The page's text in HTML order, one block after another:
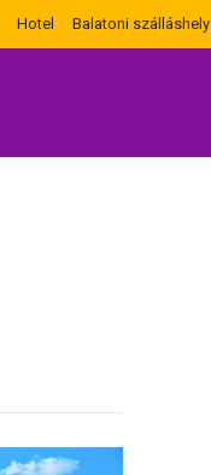
Hotel Balatoni szálláshely